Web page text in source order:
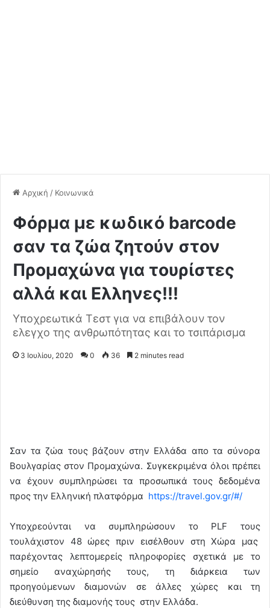
Αρχική / Κοινωνικά
Φόρμα με κωδικό barcode
σαν τα ζώα ζητούν στον
Προμαχώνα για τουρίστες
αλλά και Ελληνες!!!
Υποχρεωτικά Τεστ για να επιβάλουν τον
ελεγχο της ανθρωπότητας και το τσιπάρισμα
3 Ιουλίου, 2020 0 36 2 minutes read
Σαν τα ζώα τους βάζουν στην Ελλάδα απο τα σύνορα
Βουλγαρίας στον Προμαχώνα. Συγκεκριμένα όλοι πρέπει
να έχουν συμπληρώσει τα προσωπικά τους δεδομένα
προς την Ελληνική πλατφόρμα https://travel.gov.gr/#/
Υποχρεούνται να συμπληρώσουν το PLF τους
τουλάχιστον 48 ώρες πριν εισέλθουν στη Χώρα μας
παρέχοντας λεπτομερείς πληροφορίες σχετικά με το
σημείο αναχώρησής τους, τη διάρκεια των
προηγούμενων διαμονών σε άλλες χώρες και τη
διεύθυνση της διαμονής τους στην Ελλάδα.